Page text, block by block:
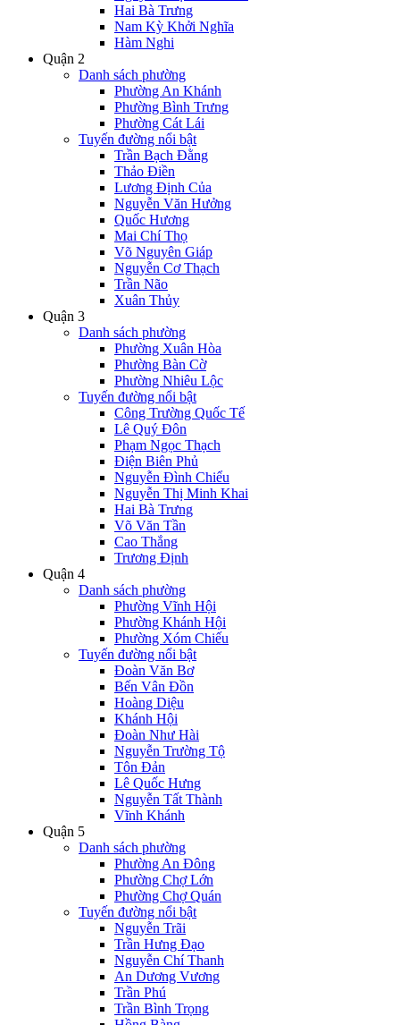
Hai Bà Trưng
Nam Kỳ Khởi Nghĩa
Hàm Nghi
Quận 2
Danh sách phường
Phường An Khánh
Phường Bình Trưng
Phường Cát Lái
Tuyến đường nổi bật
Trần Bạch Đằng
Thảo Điền
Lương Định Của
Nguyễn Văn Hưởng
Quốc Hương
Mai Chí Thọ
Võ Nguyên Giáp
Nguyễn Cơ Thạch
Trần Não
Xuân Thủy
Quận 3
Danh sách phường
Phường Xuân Hòa
Phường Bàn Cờ
Phường Nhiêu Lộc
Tuyến đường nổi bật
Công Trường Quốc Tế
Lê Quý Đôn
Phạm Ngọc Thạch
Điện Biên Phủ
Nguyễn Đình Chiểu
Nguyễn Thị Minh Khai
Hai Bà Trưng
Võ Văn Tần
Cao Thắng
Trương Định
Quận 4
Danh sách phường
Phường Vĩnh Hội
Phường Khánh Hội
Phường Xóm Chiếu
Tuyến đường nổi bật
Đoàn Văn Bơ
Bến Vân Đồn
Hoàng Diệu
Khánh Hội
Đoàn Như Hài
Nguyễn Trường Tộ
Tôn Đản
Lê Quốc Hưng
Nguyễn Tất Thành
Vĩnh Khánh
Quận 5
Danh sách phường
Phường An Đông
Phường Chợ Lớn
Phường Chợ Quán
Tuyến đường nổi bật
Nguyễn Trãi
Trần Hưng Đạo
Nguyễn Chí Thanh
An Dương Vương
Trần Phú
Trần Bình Trọng